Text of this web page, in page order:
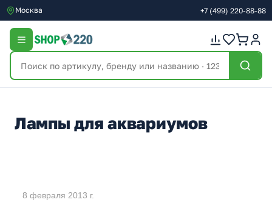
Москва +7 (499) 220-88-88
Лампы для аквариумов
8 февраля 2013 г.